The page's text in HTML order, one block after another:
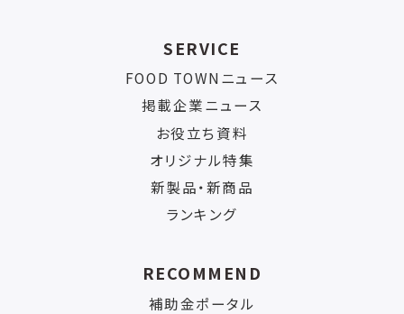
SERVICE
FOOD TOWNニュース
掲載企業ニュース
お役立ち資料
オリジナル特集
新製品・新商品
ランキング
RECOMMEND
補助金ポータル